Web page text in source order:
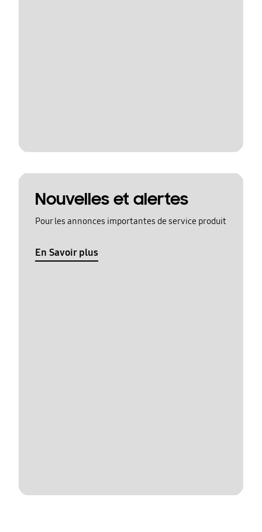
Nouvelles et alertes
Pour les annonces importantes de service produit
En Savoir plus